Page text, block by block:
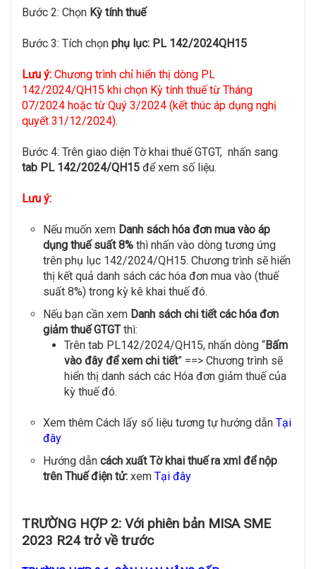
Bước 2: Chọn Kỳ tính thuế
Bước 3: Tích chọn phụ lục: PL 142/2024QH15
Lưu ý: Chương trình chỉ hiển thị dòng PL
142/2024/QH15 khi chọn Kỳ tính thuế từ Tháng
07/2024 hoặc từ Quý 3/2024 (kết thúc áp dụng nghị
quyết 31/12/2024).
Bước 4: Trên giao diện Tờ khai thuế GTGT, nhấn sang
tab PL 142/2024/QH15 để xem số liệu.
Lưu ý:
Nếu muốn xem Danh sách hóa đơn mua vào áp
dụng thuế suất 8% thì nhấn vào dòng tương ứng
trên phụ lục 142/2024/QH15. Chương trình sẽ hiển
thị kết quả danh sách các hóa đơn mua vào (thuế
suất 8%) trong kỳ kê khai thuế đó.
Nếu bạn cần xem Danh sách chi tiết các hóa đơn
giảm thuế GTGTthì:
Trên tab PL142/2024/QH15, nhấn dòng “Bấm
vào đây để xem chi tiết” ==> Chương trình sẽ
hiển thị danh sách các Hóa đơn giảm thuế của
kỳ thuế đó.
Xem thêm Cách lấy số liệu tương tự hướng dẫn Tại
đây
Hướng dẫn cách xuất Tờ khai thuế ra xml để nộp
trên Thuế điện tử: xem Tại đây
TRƯỜNG HỢP 2: Với phiên bản MISA SME
2023 R24 trở về trước